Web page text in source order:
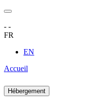
- -
FR
EN
Accueil
Hébergement